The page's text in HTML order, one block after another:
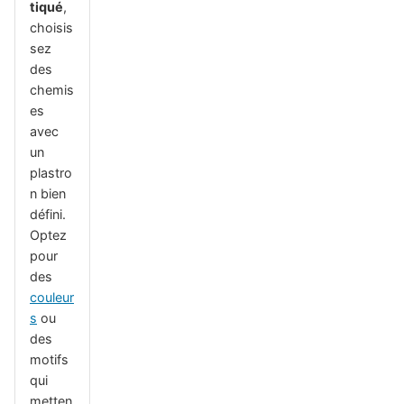
tiqué,
choisis
sez
des
chemis
es
avec
un
plastro
n bien
défini.
Optez
pour
des
couleur
s ou
des
motifs
qui
metten